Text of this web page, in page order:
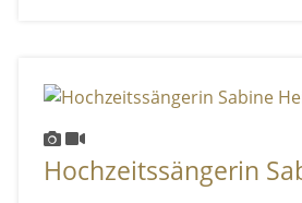
Hochzeitssängerin